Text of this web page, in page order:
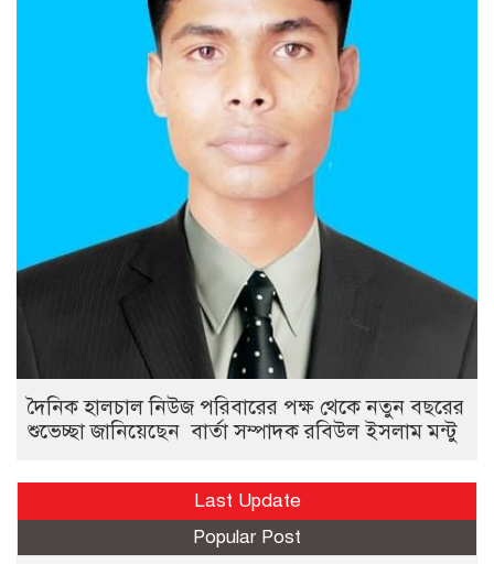
দৈনিক হালচাল নিউজ পরিবারের পক্ষ থেকে নতুন বছরের
শুভেচ্ছা জানিয়েছেন বার্তা সম্পাদক রবিউল ইসলাম মন্টু
Last Update
Popular Post